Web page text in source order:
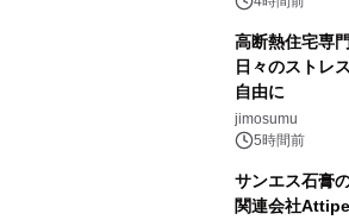
高断熱住宅専
日々のストレ
自由に
jimosumu
5時間前
サンエス石膏
関連会社